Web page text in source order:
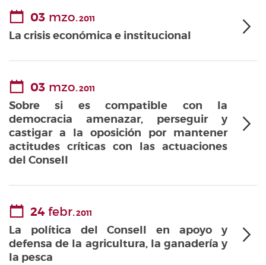
03 mzo.2011
La crisis económica e institucional
03 mzo.2011
Sobre si es compatible con la
democracia amenazar, perseguir y
castigar a la oposición por mantener
actitudes críticas con las actuaciones
del Consell
24 febr.2011
La política del Consell en apoyo y
defensa de la agricultura, la ganadería y
la pesca